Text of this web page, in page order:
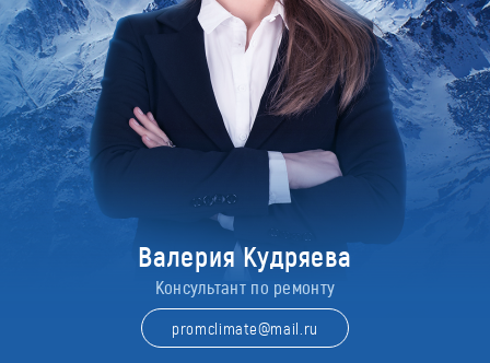
Валерия Кудряева
Консультант по ремонту
promclimate@mail.ru